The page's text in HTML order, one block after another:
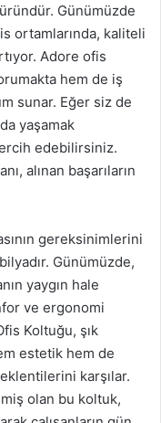
Günümüzde
ortamlarında, kaliteli
Adore ofis
hem de iş
sunar. Eğer siz de
yaşamak
edebilirsiniz.
alınan başarıların
gereksinimlerini
Günümüzde,
yaygın hale
ve ergonomi
Koltuğu, şık
estetik hem de
karşılar.
olan bu koltuk,